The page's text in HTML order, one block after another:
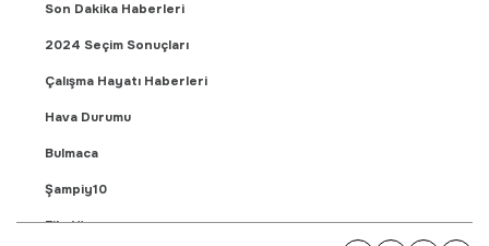
Son Dakika Haberleri
2024 Seçim Sonuçları
Çalışma Hayatı Haberleri
Hava Durumu
Bulmaca
Şampiy10
Fikstür